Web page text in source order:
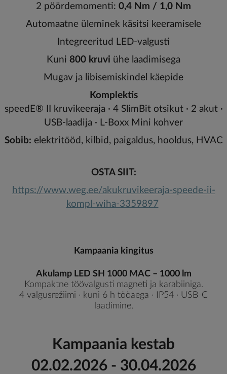
2 pöördemomenti: 0,4 Nm / 1,0 Nm
Automaatne üleminek käsitsi keeramisele
Integreeritud LED-valgusti
Kuni 800 kruvi ühe laadimisega
Mugav ja libisemiskindel käepide
Komplektis
speedE® II kruvikeeraja · 4 SlimBit otsikut · 2 akut ·
USB-laadija · L-Boxx Mini kohver
Sobib: elektritööd, kilbid, paigaldus, hooldus, HVAC
OSTA SIIT:
https://www.weg.ee/akukruvikeeraja-speede-ii-
kompl-wiha-3359897
Kampaania kingitus
Akulamp LED SH 1000 MAC – 1000 lm
Kompaktne töövalgusti magneti ja karabiiniga.
4 valgusrežiimi · kuni 6 h tööaega · IP54 · USB-C
laadimine.
Kampaania kestab
02.02.2026 - 30.04.2026